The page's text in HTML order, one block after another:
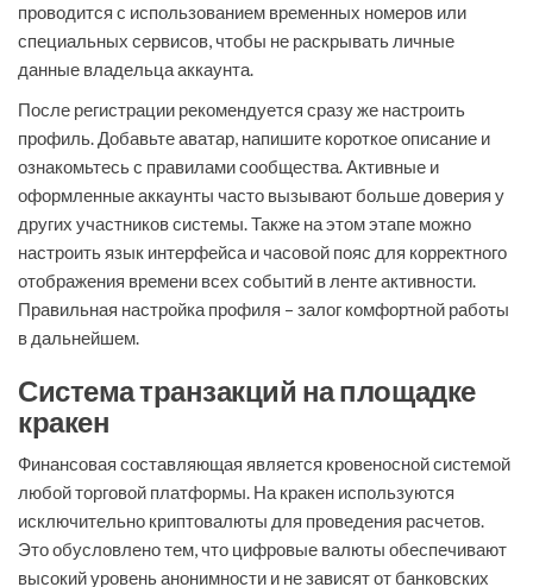
проводится с использованием временных номеров или
специальных сервисов, чтобы не раскрывать личные
данные владельца аккаунта.
После регистрации рекомендуется сразу же настроить
профиль. Добавьте аватар, напишите короткое описание и
ознакомьтесь с правилами сообщества. Активные и
оформленные аккаунты часто вызывают больше доверия у
других участников системы. Также на этом этапе можно
настроить язык интерфейса и часовой пояс для корректного
отображения времени всех событий в ленте активности.
Правильная настройка профиля – залог комфортной работы
в дальнейшем.
Система транзакций на площадке
кракен
Финансовая составляющая является кровеносной системой
любой торговой платформы. На кракен используются
исключительно криптовалюты для проведения расчетов.
Это обусловлено тем, что цифровые валюты обеспечивают
высокий уровень анонимности и не зависят от банковских